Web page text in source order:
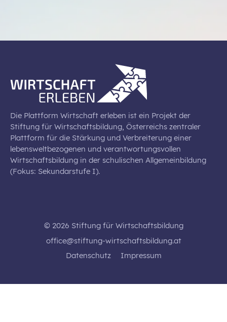
Die Plattform Wirtschaft erleben ist ein Projekt der
Stiftung für Wirtschaftsbildung, Österreichs zentraler
Plattform für die Stärkung und Verbreiterung einer
lebensweltbezogenen und verantwortungsvollen
Wirtschaftsbildung in der schulischen Allgemeinbildung
(Fokus: Sekundarstufe I).
© 2026 Stiftung für Wirtschaftsbildung
office@stiftung-wirtschaftsbildung.at
Datenschutz
Impressum